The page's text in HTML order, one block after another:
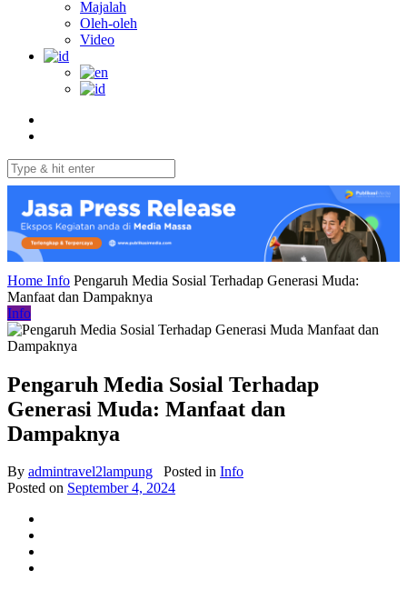
Majalah
Oleh-oleh
Video
Home Info Pengaruh Media Sosial Terhadap Generasi Muda:
Manfaat dan Dampaknya
Info
Pengaruh Media Sosial Terhadap
Generasi Muda: Manfaat dan
Dampaknya
By admintravel2lampung Posted in Info
Posted on September 4, 2024